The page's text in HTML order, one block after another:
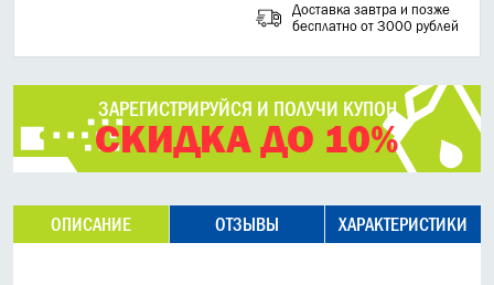
Доставка завтра и позже
бесплатно от 3000 рублей
ЗАРЕГИСТРИРУЙСЯ И ПОЛУЧИ КУПОН
СКИДКА ДО 10%
ОПИСАНИЕ ОТЗЫВЫ ХАРАКТЕРИСТИКИ